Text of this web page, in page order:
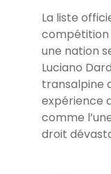
La liste
compétition
une nation
Luciano
transalpine
expérience
comme
droit